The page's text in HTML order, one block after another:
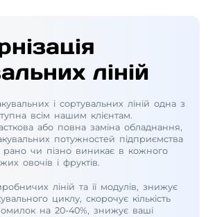
ліній
і сортувальних ліній одна з
всім нашим клієнтам.
або повна заміна обладнання,
потужностей підприємства
рано чи пізно виникає в кожного
овочів і фруктів.
ліній та її модулів, знижує
циклу, скорочує кількість
на 20-40%, знижує ваші